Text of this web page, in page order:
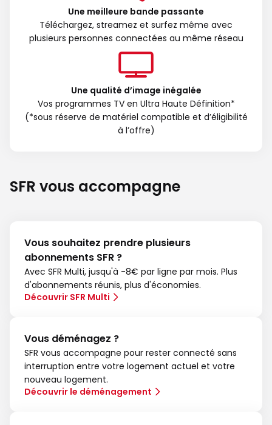
Une meilleure bande passante
Téléchargez, streamez et surfez même avec
plusieurs personnes connectées au même réseau
Une qualité d’image inégalée
Vos programmes TV en Ultra Haute Définition*
(*sous réserve de matériel compatible et d’éligibilité
à l’offre)
SFR vous accompagne
Vous souhaitez prendre plusieurs
abonnements SFR ?
Avec SFR Multi, jusqu'à -8€ par ligne par mois. Plus
d'abonnements réunis, plus d'économies.
Découvrir SFR Multi
Vous déménagez ?
SFR vous accompagne pour rester connecté sans
interruption entre votre logement actuel et votre
nouveau logement.
Découvrir le déménagement